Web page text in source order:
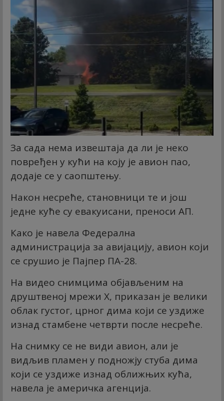
За сада нема извештаја да ли је неко
повређен у кући на коју је авион пао,
додаје се у саопштењу.
Након несреће, становници те и још
једне куће су евакуисани, преноси АП.
Како је навела Федерална
администрација за авијацију, авион који
се срушио је Пајпер ПА-28.
На видео снимцима објављеним на
друштвеној мрежи X, приказан је велики
облак густог, црног дима који се уздиже
изнад стамбене четврти после несреће.
На снимку се не види авион, али је
видљив пламен у подножју стуба дима
који се уздиже изнад оближњих кућа,
навела је америчка агенција.